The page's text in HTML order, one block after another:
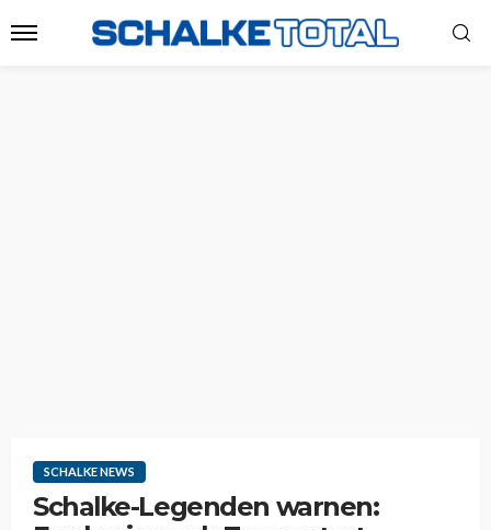
SCHALKE NEWS
Schalke-Legenden warnen: